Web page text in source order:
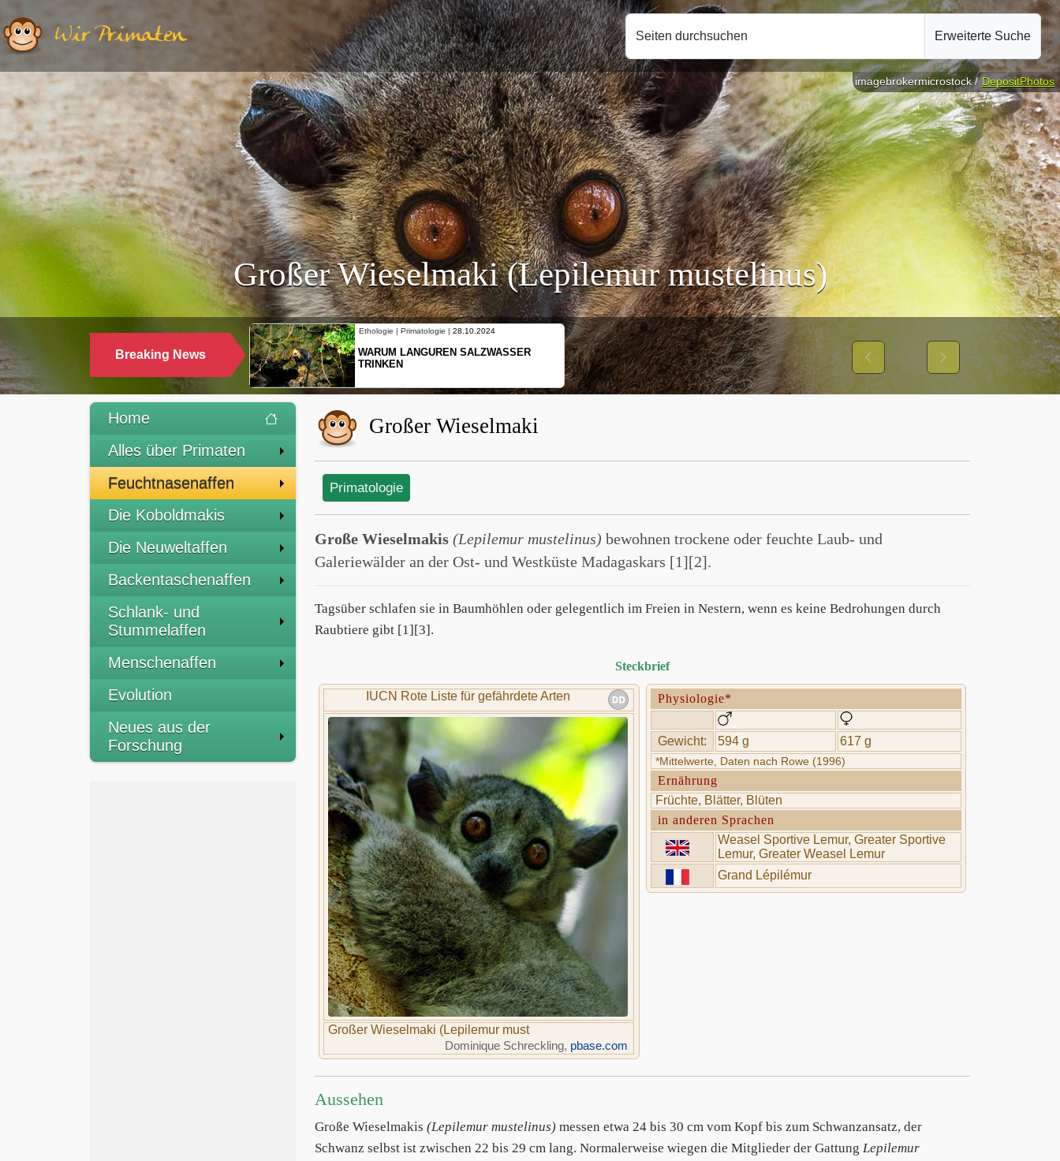
Wir Primaten Seiten durchsuchen Erweiterte Suche
Großer Wieselmaki (Lepilemur mustelinus)
Breaking News
Ethologie | Primatologie | 10.10.2024
NEUES VON WEIBLICHEN
SCHOPFGIBBONS UND IHRER
Previous Next
imagebrokermicrostock / DepositPhotos
Home
Alles über Primaten
Feuchtnasenaffen
Die Koboldmakis
Die Neuweltaffen
Backentaschenaffen
Schlank- und
Stummelaffen
Menschenaffen
Evolution
Neues aus der
Forschung
Großer Wieselmaki
Primatologie
Große Wieselmakis (Lepilemur mustelinus) bewohnen trockene oder feuchte Laub- und
Galeriewälder an der Ost- und Westküste Madagaskars [1][2].
Tagsüber schlafen sie in Baumhöhlen oder gelegentlich im Freien in Nestern, wenn es keine Bedrohungen durch
Raubtiere gibt [1][3].
Steckbrief
IUCN Rote Liste für gefährdete Arten
Großer Wieselmaki (Lepilemur must
Dominique Schreckling, pbase.com
Physiologie*
Gewicht: 594 g 617 g
*Mittelwerte, Daten nach Rowe (1996)
Ernährung
Früchte, Blätter, Blüten
in anderen Sprachen
Weasel Sportive Lemur, Greater Sportive
Lemur, Greater Weasel Lemur
Grand Lépilémur
Aussehen
Große Wieselmakis (Lepilemur mustelinus) messen etwa 24 bis 30 cm vom Kopf bis zum Schwanzansatz, der
Schwanz selbst ist zwischen 22 bis 29 cm lang. Normalerweise wiegen die Mitglieder der Gattung Lepilemur